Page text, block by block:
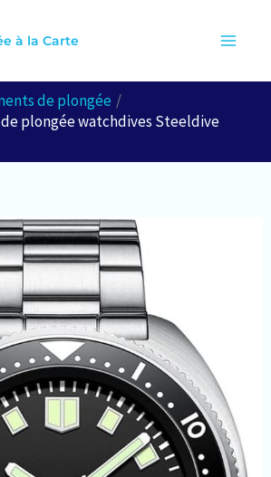
à la Carte
de plongée
plongée watchdives Steeldive